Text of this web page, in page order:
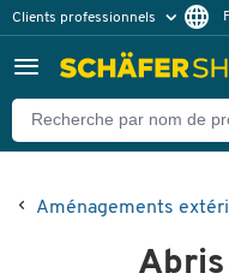
Clients professionnels
Clients particuliers
Aménagements